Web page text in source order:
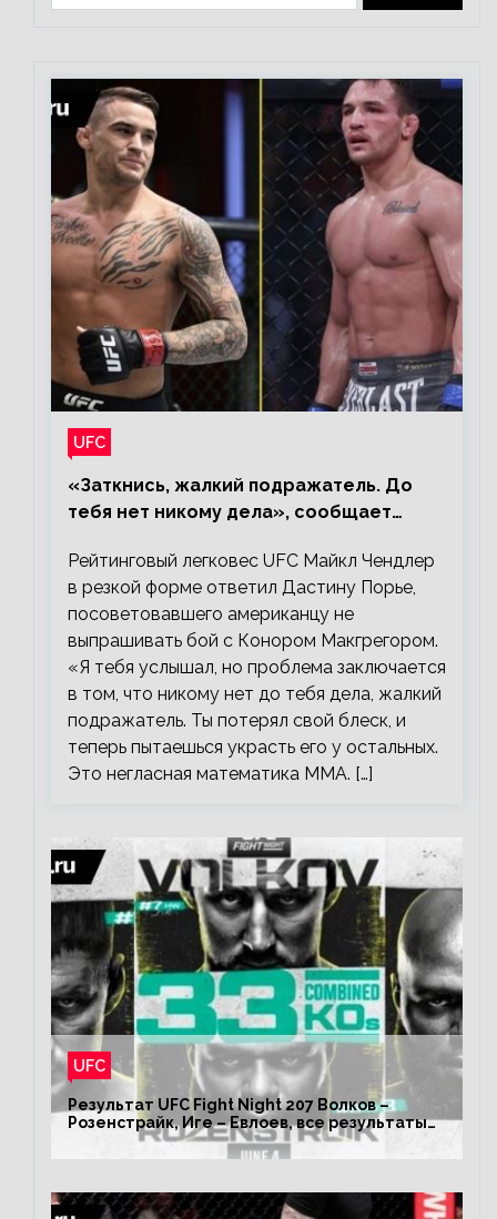
UFC
«Заткнись, жалкий подражатель. До
тебя нет никому дела», сообщает
Рейтинговый легковес UFC Майкл Чендлер
в резкой форме ответил Дастину Порье,
посоветовавшего американцу не
выпрашивать бой с Конором Макгрегором.
«Я тебя услышал, но проблема заключается
в том, что никому нет до тебя дела, жалкий
подражатель. Ты потерял свой блеск, и
теперь пытаешься украсть его у остальных.
Это негласная математика ММА. […]
UFC
Результат UFC Fight Night 207 Волков –
Розенстрайк, Иге – Евлоев, все результаты
турнира ЮФС ФН 207